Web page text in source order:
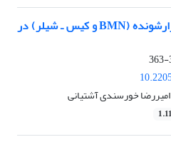
مقایسه شاخص‌های قیمتی تکرارشونده (BMN و کیس ـ شیلر) در
خورسندی آشتیانی